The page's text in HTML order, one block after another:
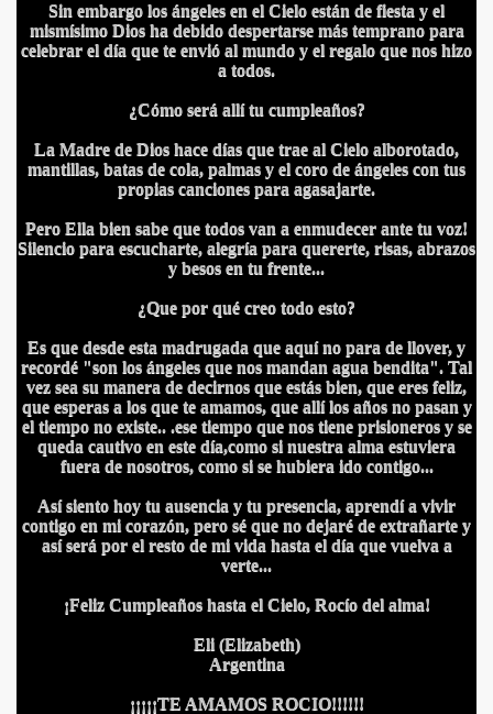
Sin embargo los ángeles en el Cielo están de fiesta y el
mismísimo Dios ha debido despertarse más temprano para
celebrar el día que te envió al mundo y el regalo que nos hizo
a todos.
¿Cómo será allí tu cumpleaños?
La Madre de Dios hace días que trae al Cielo alborotado,
mantillas, batas de cola, palmas y el coro de ángeles con tus
propias canciones para agasajarte.
Pero Ella bien sabe que todos van a enmudecer ante tu voz!
Silencio para escucharte, alegría para quererte, risas, abrazos
y besos en tu frente...
¿Que por qué creo todo esto?
Es que desde esta madrugada que aquí no para de llover, y
recordé "son los ángeles que nos mandan agua bendita". Tal
vez sea su manera de decirnos que estás bien, que eres feliz,
que esperas a los que te amamos, que allí los años no pasan y
el tiempo no existe.. .ese tiempo que nos tiene prisioneros y se
queda cautivo en este día,como si nuestra alma estuviera
fuera de nosotros, como si se hubiera ido contigo...
Así siento hoy tu ausencia y tu presencia, aprendí a vivir
contigo en mi corazón, pero sé que no dejaré de extrañarte y
así será por el resto de mi vida hasta el día que vuelva a
verte...
¡Feliz Cumpleaños hasta el Cielo, Rocío del alma!
Eli (Elizabeth)
Argentina
¡¡¡¡¡TE AMAMOS ROCIO!!!!!!